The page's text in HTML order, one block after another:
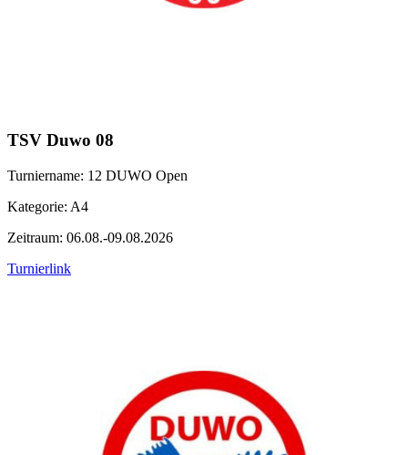
TSV Duwo 08
Turniername: 12 DUWO Open
Kategorie: A4
Zeitraum: 06.08.-09.08.2026
Turnierlink